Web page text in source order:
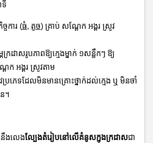
ទី
ចការ (ធំ, តូច) គ្រាប់ សណ្តែក អង្គរ ស្រូវ
ក្រដាសរូបភាពឱ្យក្មេងម្នាក់ ១សន្លឹកៗ ឱ្យ
ក អង្គរ ស្រូវតាម
វប្រភេទដែលមិនមានគ្រោះថ្នាក់ដល់ក្មេង ឬ មិនចាំ
។
រូនឹងលេងល្បែងតំរៀបនៅលើគំនូសក្នុងក្រដាសជា